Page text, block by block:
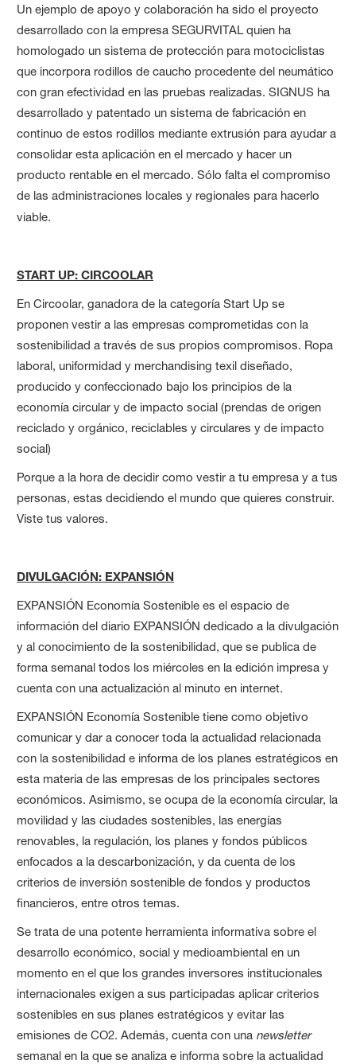
Un ejemplo de apoyo y colaboración ha sido el proyecto
desarrollado con la empresa SEGURVITAL quien ha
homologado un sistema de protección para motociclistas
que incorpora rodillos de caucho procedente del neumático
con gran efectividad en las pruebas realizadas. SIGNUS ha
desarrollado y patentado un sistema de fabricación en
continuo de estos rodillos mediante extrusión para ayudar a
consolidar esta aplicación en el mercado y hacer un
producto rentable en el mercado. Sólo falta el compromiso
de las administraciones locales y regionales para hacerlo
viable.
START UP: CIRCOOLAR
En Circoolar, ganadora de la categoría Start Up se
proponen vestir a las empresas comprometidas con la
sostenibilidad a través de sus propios compromisos. Ropa
laboral, uniformidad y merchandising texil diseñado,
producido y confeccionado bajo los principios de la
economía circular y de impacto social (prendas de origen
reciclado y orgánico, reciclables y circulares y de impacto
social)
Porque a la hora de decidir como vestir a tu empresa y a tus
personas, estas decidiendo el mundo que quieres construir.
Viste tus valores.
DIVULGACIÓN: EXPANSIÓN
EXPANSIÓN Economía Sostenible es el espacio de
información del diario EXPANSIÓN dedicado a la divulgación
y al conocimiento de la sostenibilidad, que se publica de
forma semanal todos los miércoles en la edición impresa y
cuenta con una actualización al minuto en internet.
EXPANSIÓN Economía Sostenible tiene como objetivo
comunicar y dar a conocer toda la actualidad relacionada
con la sostenibilidad e informa de los planes estratégicos en
esta materia de las empresas de los principales sectores
económicos. Asimismo, se ocupa de la economía circular, la
movilidad y las ciudades sostenibles, las energías
renovables, la regulación, los planes y fondos públicos
enfocados a la descarbonización, y da cuenta de los
criterios de inversión sostenible de fondos y productos
financieros, entre otros temas.
Se trata de una potente herramienta informativa sobre el
desarrollo económico, social y medioambiental en un
momento en el que los grandes inversores institucionales
internacionales exigen a sus participadas aplicar criterios
sostenibles en sus planes estratégicos y evitar las
emisiones de CO2. Además, cuenta con una newsletter
semanal en la que se analiza e informa sobre la actualidad